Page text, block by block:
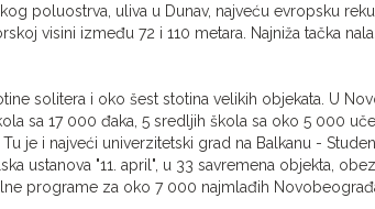
poluostrva, uliva u Dunav, najveću evropsku
visini između 72 i 110 metara. Najniža tačka
solitera i oko šest stotina velikih objekata. U
sa 17 000 đaka, 5 sredljih škola sa oko 5 000
je i najveći univerzitetski grad na Balkanu -
ustanova "11. april", u 33 savremena objekta,
programe za oko 7 000 najmlađih